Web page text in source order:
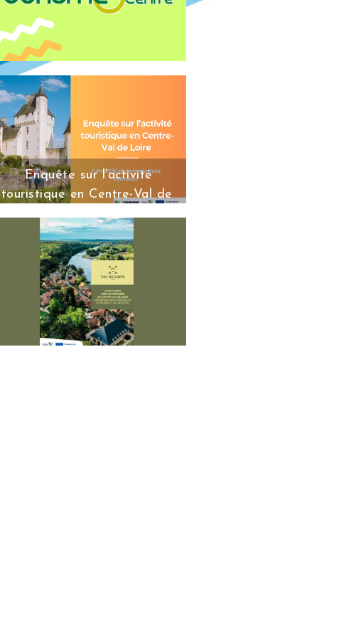
Calendrier des formations -
actions B28 2026
Lire la suite
Enquête sur l’activité
touristique en Centre-Val de
perspectives estivales
Synthèse des réponses à l’enquête sur
l'activité touristique en Centre-Val de
Loire réalisée auprès de 2822
professionnels du tourisme de
suite